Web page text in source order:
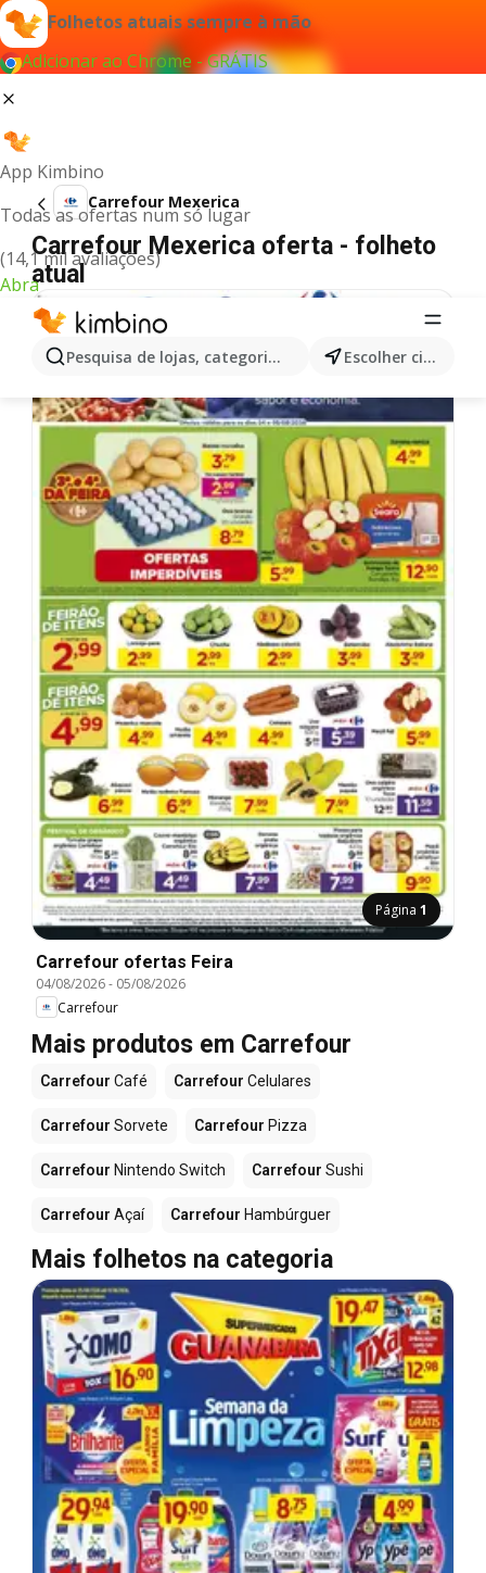
Folhetos atuais sempre à mão
Adicionar ao Chrome - GRÁTIS
App Kimbino
Todas as ofertas num só lugar
(14,1 mil avaliações)
Abra
Pesquisa de lojas, categorias,produtos... Escolher cidade
Carrefour Mexerica
Carrefour Mexerica oferta - folheto
atual
Página 1
Carrefour ofertas Feira
04/08/2026- 05/08/2026
Carrefour
Mais produtos em Carrefour
Carrefour Café Carrefour Celulares
Carrefour Sorvete Carrefour Pizza
Carrefour Nintendo Switch Carrefour Sushi
Carrefour Açaí Carrefour Hambúrguer
Mais folhetos na categoria